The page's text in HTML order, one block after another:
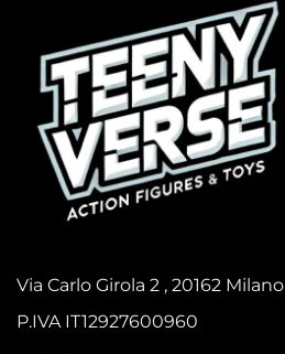
Via Carlo Girola 2 , 20162 Milano
P.IVA IT12927600960